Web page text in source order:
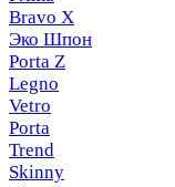
Bravo X
Эко Шпон
Porta Z
Legno
Vetro
Porta
Trend
Skinny